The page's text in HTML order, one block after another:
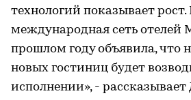
технологий показывает
международная сеть отелей
прошлом году объявила, что
новых гостиниц будет
исполнении», -